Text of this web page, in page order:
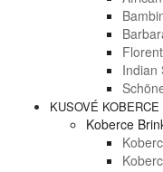
Indian
KUSOVÉ KOBERCE
Koberce